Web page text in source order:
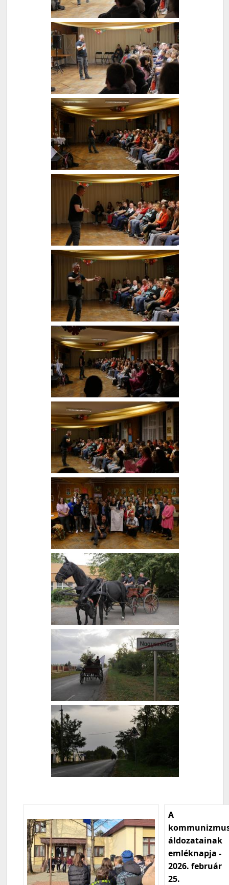
A
áldozatainak
emléknapja -
2026. február
25.